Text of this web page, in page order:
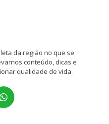
da região no que se
conteúdo, dicas e
qualidade de vida.